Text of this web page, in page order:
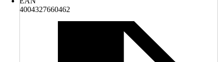
4004327660462